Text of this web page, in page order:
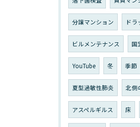
分譲マンション ドラ
ビルメンテナンス 国
YouTube 冬 季節
夏型過敏性肺炎 北側
アスペルギルス 床